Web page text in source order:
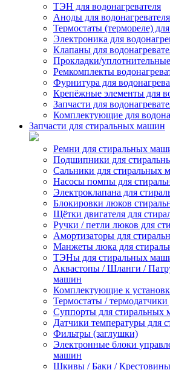
ТЭН для водонагревателя
Аноды для водонагревателя
Термостаты (термореле)
Электроника для
Клапаны для
Прокладки/
Ремкомплекты
Фурнитура для
Крепёжные элементы для
Запчасти для
Комплектующие для
Запчасти для стиральных машин
Ремни для стиральных
Подшипники для
Сальники для стиральных
Насосы помпы для
Электроклапана для
Блокировки люков
Щётки двигателя для
Ручки / петли люков для
Амортизаторы для
Манжеты люка для
ТЭНы для стиральных
Аквастопы / Шланги /
машин
Комплектующие к
Термостаты /
Суппорты для стиральных
Датчики температуры для
Фильтры (заглушки)
Электронные блоки
машин
Шкивы / Баки / Крестовины